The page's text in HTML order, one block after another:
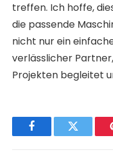
treffen. Ich hoffe,
die passende
nicht nur ein
verlässlicher
Projekten begleitet
FacebookTwitter